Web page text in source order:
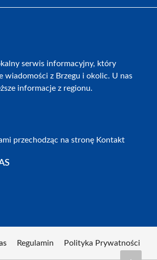
serwis informacyjny, który
wiadomości z Brzegu i okolic. U nas
informacje z regionu.
przechodząc na stronę Kontakt
Regulamin Polityka Prywatności